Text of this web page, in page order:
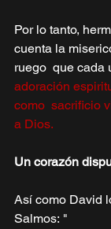
Por lo tanto,
cuenta la
ruego  que cada
adoración
como  sacrificio
a Dios.
Un corazón
Así como David
Salmos: "